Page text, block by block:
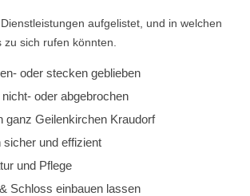
aufgelistet, und in welchen
sich rufen könnten.
oder stecken geblieben
oder abgebrochen
ganz Geilenkirchen Kraudorf
sicher und effizient
und Pflege
Schloss einbauen lassen